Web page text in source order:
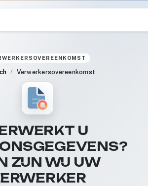
Verwerkersovereenkomst
U
ZIJN WIJ UW